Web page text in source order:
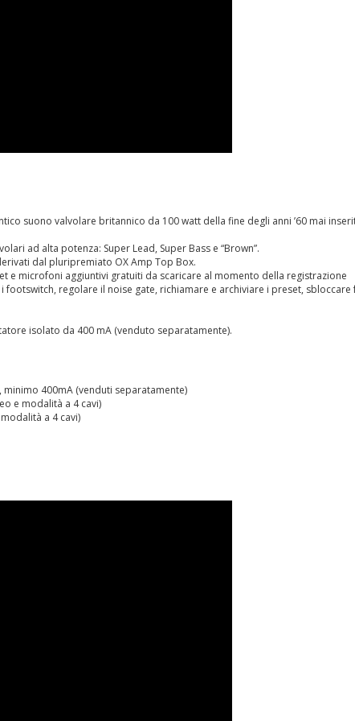
suono valvolare britannico da 100 watt della fine degli anni ’60 mai
ad alta potenza: Super Lead, Super Bass e “Brown”.
dal pluripremiato OX Amp Top Box.
e microfoni aggiuntivi gratuiti da scaricare al momento della registrazione
footswitch, regolare il noise gate, richiamare e archiviare i preset, sbloccare
isolato da 400 mA (venduto separatamente).
400mA (venduti separatamente)
e modalità a 4 cavi)
a 4 cavi)